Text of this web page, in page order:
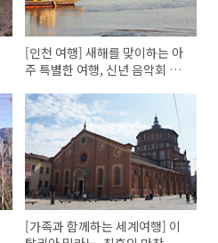
[인천 여행] 새해를 맞이하는 아
주 특별한 여행, 신년 음악회 &
[가족과 함께하는 세계여행] 이